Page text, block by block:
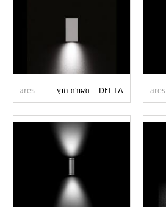
ares DELTA – תאורת חוץ ares